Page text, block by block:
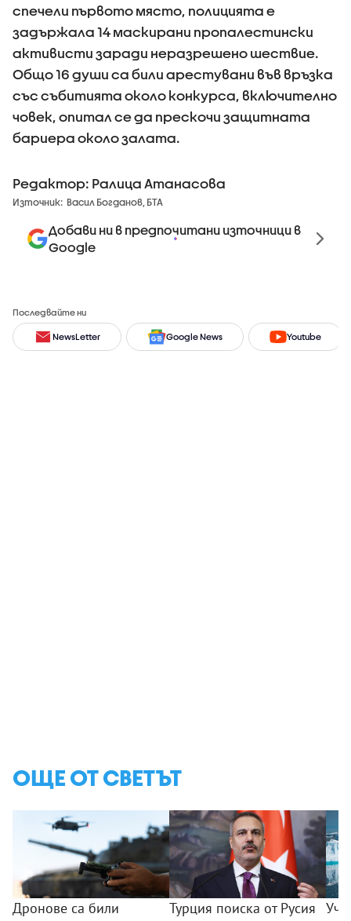
спечели първото място, полицията е
задържала 14 маскирани пропалестински
активисти заради неразрешено шествие.
Общо 16 души са били арестувани във връзка
със събитията около конкурса, включително
човек, опитал се да прескочи защитната
бариера около залата.
Редактор: Ралица Атанасова
Източник: Васил Богданов, БТА
Добави ни в предпочитани източници в
Google
Последвайте ни
NewsLetter Google News Youtube
ОЩЕ ОТ СВЕТЪТ
Дронове са били
Турция поиска от Русия